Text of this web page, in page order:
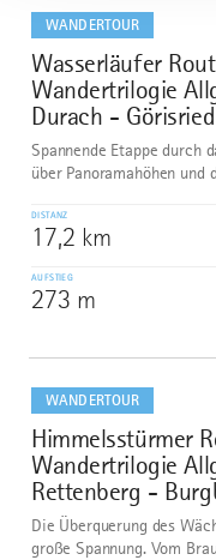
WANDERTOUR
6
Wasserläufer
Wandertrilogie
Durach - Görisried
Spannende Etappe durch
über Panoramahöhen und
DISTANZ
17,2 km
AUFSTIEG
273 m
dazu
WANDERTOUR
7
Himmelsstürmer
Wandertrilogie
Rettenberg -
Die Überquerung des
große Spannung. Vom
dazu